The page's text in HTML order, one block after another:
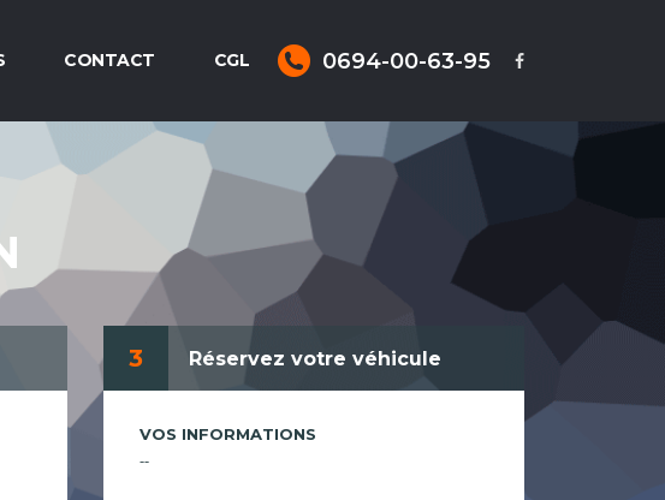
0694-00-63-95
CONTACT CGL
3 Réservez votre véhicule
VOS INFORMATIONS
--